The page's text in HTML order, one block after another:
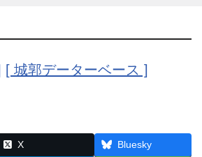
[ 城郭データーベース ]
X Bluesky